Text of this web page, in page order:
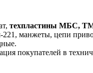
техпластины МБС,
манжеты, цепи
покупателей в